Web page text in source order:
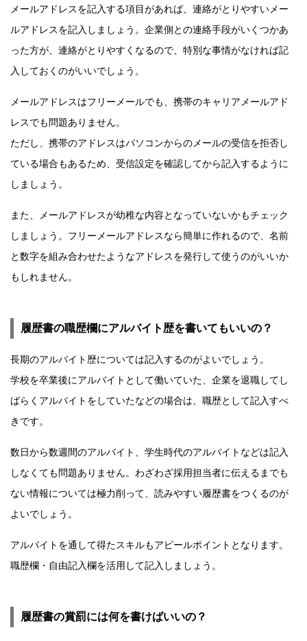
メールアドレスを記入する項目があれば、連絡がとりやすいメー
ルアドレスを記入しましょう。企業側との連絡手段がいくつかあ
った方が、連絡がとりやすくなるので、特別な事情がなければ記
入しておくのがいいでしょう。
メールアドレスはフリーメールでも、携帯のキャリアメールアド
レスでも問題ありません。
ただし、携帯のアドレスはパソコンからのメールの受信を拒否し
ている場合もあるため、受信設定を確認してから記入するように
しましょう。
また、メールアドレスが幼稚な内容となっていないかもチェック
しましょう。フリーメールアドレスなら簡単に作れるので、名前
と数字を組み合わせたようなアドレスを発行して使うのがいいか
もしれません。
履歴書の職歴欄にアルバイト歴を書いてもいいの？
長期のアルバイト歴については記入するのがよいでしょう。
学校を卒業後にアルバイトとして働いていた、企業を退職してし
ばらくアルバイトをしていたなどの場合は、職歴として記入すべ
きです。
数日から数週間のアルバイト、学生時代のアルバイトなどは記入
しなくても問題ありません。わざわざ採用担当者に伝えるまでも
ない情報については極力削って、読みやすい履歴書をつくるのが
よいでしょう。
アルバイトを通して得たスキルもアピールポイントとなります。
職歴欄・自由記入欄を活用して記入しましょう。
履歴書の賞罰には何を書けばいいの？